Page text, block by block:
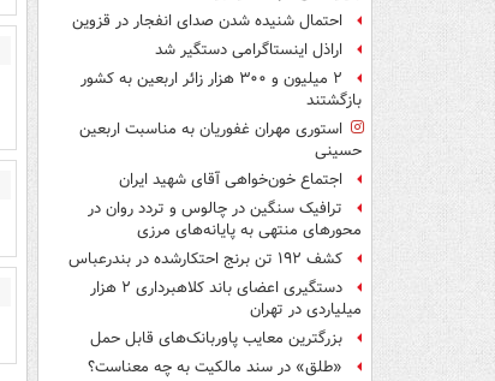
احتمال شنیده شدن صدای انفجار در قزوین
اراذل اینستاگرامی دستگیر شد
۲ میلیون و ۳۰۰ هزار زائر اربعین به کشور
بازگشتند
استوری مهران غفوریان به مناسبت اربعین
حسینی
اجتماع خون‌خواهی آقای شهید ایران
ترافیک سنگین در چالوس و تردد روان در
محورهای منتهی به پایانه‌های مرزی
کشف ۱۹۲ تن برنج احتکارشده در بندرعباس
دستگیری اعضای باند کلاهبرداری ۲ هزار
میلیاردی در تهران
بزرگترین معایب پاوربانک‌های قابل حمل
«طلق» در سند مالکیت به چه معناست؟